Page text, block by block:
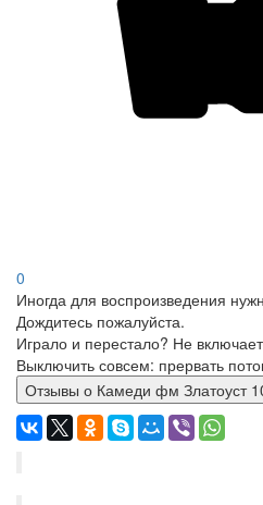
0
Иногда для воспроизведения
Дождитесь пожалуйста.
Играло и перестало? Не
Выключить совсем: прервать
Отзывы о Камеди фм